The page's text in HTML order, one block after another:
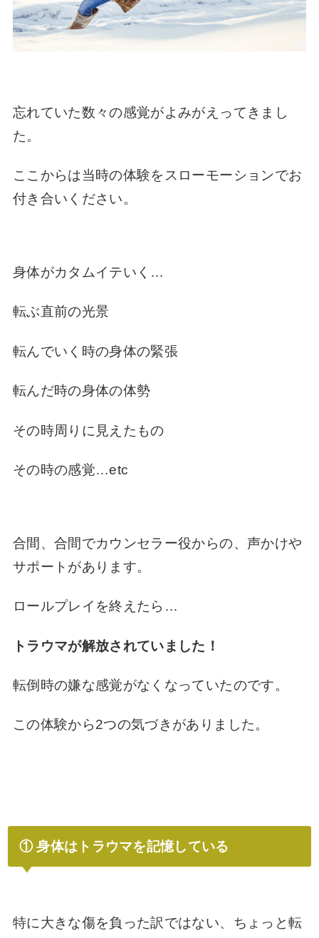
忘れていた数々の感覚がよみがえってきまし
た。
ここからは当時の体験をスローモーションでお
付き合いください。
身体がカタムイテいく…
転ぶ直前の光景
転んでいく時の身体の緊張
転んだ時の身体の体勢
その時周りに見えたもの
その時の感覚…etc
合間、合間でカウンセラー役からの、声かけや
サポートがあります。
ロールプレイを終えたら…
トラウマが解放されていました！
転倒時の嫌な感覚がなくなっていたのです。
この体験から2つの気づきがありました。
① 身体はトラウマを記憶している
特に大きな傷を負った訳ではない、ちょっと転